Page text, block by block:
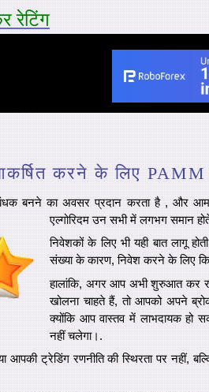
रेटिंग
करने के लिए PAMM
बनने का अवसर प्रदान करता है , और
एल्गोरिदम उन सभी में लगभग समान
निवेशकों के लिए भी यही बात लागू
संख्या के कारण, निवेश करने के लिए
हालांकि, अगर आप अभी शुरुआत कर
खोलना चाहते हैं, तो आपको अपने
क्योंकि आप वास्तव में लाभदायक हो
नहीं चलेगा।.
ट्रेडिंग रणनीति की स्थिरता पर नहीं,